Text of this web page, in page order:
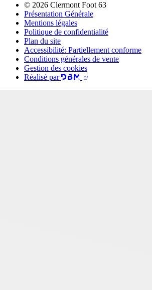
© 2026 Clermont Foot 63
Présentation Générale
Mentions légales
Politique de confidentialité
Plan du site
Accessibilité: Partiellement conforme
Conditions générales de vente
Gestion des cookies
Réalisé par